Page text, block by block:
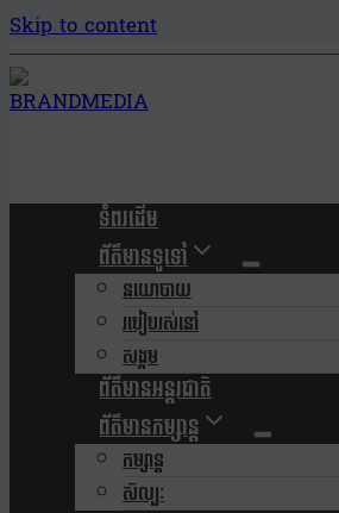
Skip to content
ទំពរដើម
ព័ត៌មានទូទៅ
នយោបាយ
របៀបរស់នៅ
សង្គម
ព័ត៌មានអន្តរជាតិ
ព័ត៌មានកម្សាន្ត
កម្សាន្ត
សិល្បៈ